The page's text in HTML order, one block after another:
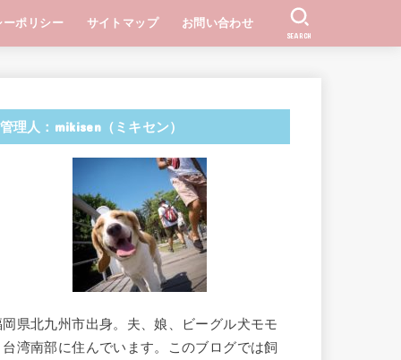
ーポリシー サイトマップ お問い合わせ
SEARCH
管理人：mikisen（ミキセン）
岡県北九州市出身。夫、娘、ビーグル犬モモ
台湾南部に住んでいます。このブログでは飼